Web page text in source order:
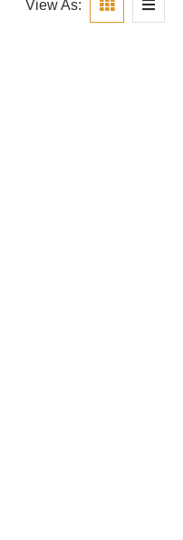
View As: